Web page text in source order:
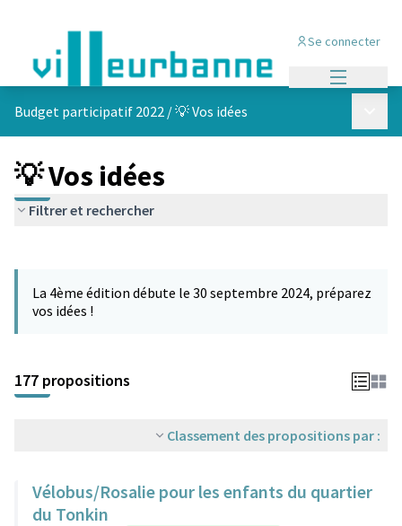
Se connecter
Budget participatif 2022 /💡 Vos idées
💡 Vos idées
Filtrer et rechercher
−
La 4ème édition débute le 30 septembre 2024, préparez
vos idées !
177 propositions
Classement des propositions par :
Vélobus/Rosalie pour les enfants du quartier
du Tonkin